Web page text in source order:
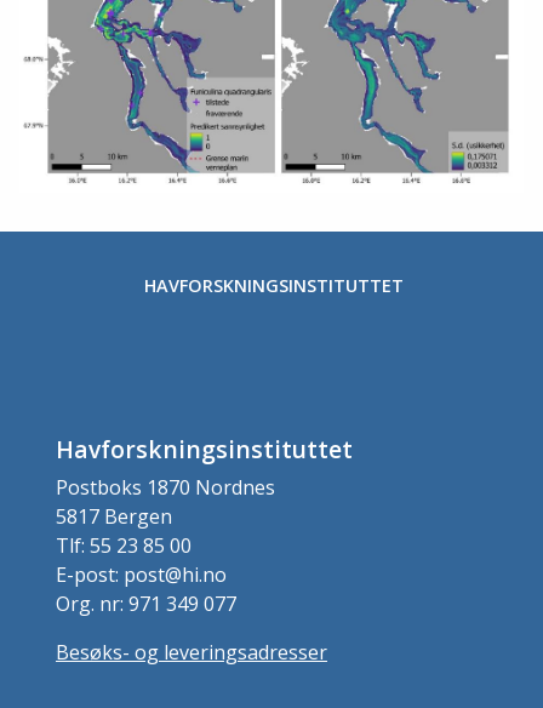
HAVFORSKNINGSINSTITUTTET
Havforskningsinstituttet
Postboks 1870 Nordnes
5817 Bergen
Tlf: 55 23 85 00
E-post: post@hi.no
Org. nr: 971 349 077
Besøks- og leveringsadresser